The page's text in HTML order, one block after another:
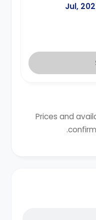
Prices and